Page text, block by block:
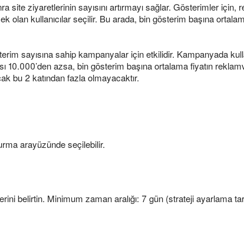
Direct Commander
site ziyaretlerinin sayısını artırmayı sağlar. Gösterimler için,
olan kullanıcılar seçilir. Bu arada, bin gösterim başına
sayısına sahip kampanyalar için etkilidir. Kampanyada
10.000’den azsa, bin gösterim başına ortalama fiyatın
bu 2 katından fazla olmayacaktır.
arayüzünde seçilebilir.
belirtin. Minimum zaman aralığı: 7 gün (strateji ayarlama